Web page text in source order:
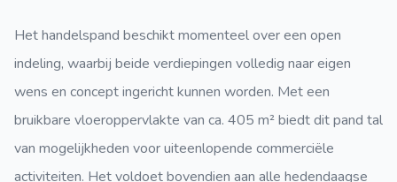
Het handelspand beschikt momenteel over een open
indeling, waarbij beide verdiepingen volledig naar eigen
wens en concept ingericht kunnen worden. Met een
bruikbare vloeroppervlakte van ca. 405 m² biedt dit pand tal
van mogelijkheden voor uiteenlopende commerciële
activiteiten. Het voldoet bovendien aan alle hedendaagse